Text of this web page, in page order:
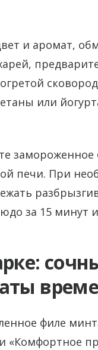
и аромат,
или
замороженное
печи. При
за 15
филе
«Комфортное